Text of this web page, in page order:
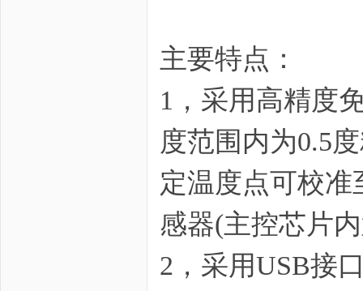
主要特点：
1，采用高精度
度范围内为0.5
定温度点可校准
感器(主控芯片
2，采用USB接